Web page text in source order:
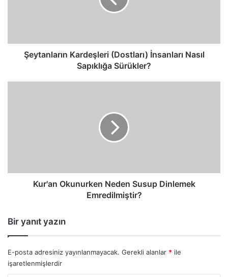
Şeytanların Kardeşleri (Dostları) İnsanları Nasıl
Sapıklığa Sürükler?
Kur'an Okunurken Neden Susup Dinlemek
Emredilmiştir?
Bir yanıt yazın
E-posta adresiniz yayınlanmayacak. Gerekli alanlar * ile
işaretlenmişlerdir